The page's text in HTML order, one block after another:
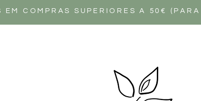
EM COMPRAS SUPERIORES A 50€